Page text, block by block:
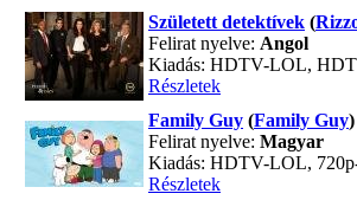
Született detektívek (
Felirat nyelve: Angol
Kiadás: HDTV-LOL,
Részletek
Family Guy (Family Guy
Felirat nyelve: Magyar
Kiadás: HDTV-LOL,
Részletek